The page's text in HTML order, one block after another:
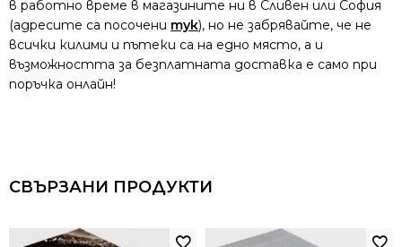
в работно време в магазините ни в Сливен или София
(адресите са посочени тук), но не забрявайте, че не
всички килими и пътеки са на едно място, а и
възможността за безплатната доставка е само при
поръчка онлайн!
СВЪРЗАНИ ПРОДУКТИ